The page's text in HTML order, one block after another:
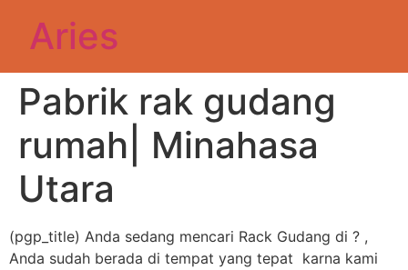
Aries
Pabrik rak gudang
rumah| Minahasa
Utara
(pgp_title) Anda sedang mencari Rack Gudang di ? ,
Anda sudah berada di tempat yang tepat karna kami